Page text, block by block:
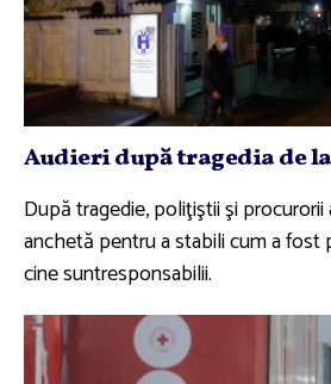
Audieri după tragedia de
După tragedie, poliţiştii şi
anchetă pentru a stabili cum a fost
cine suntresponsabilii.